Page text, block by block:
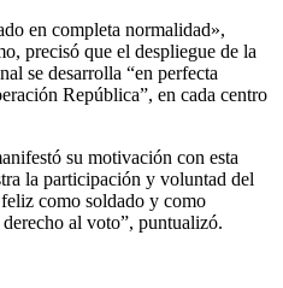
en completa normalidad»,
precisó que el despliegue de la
se desarrolla “en perfecta
República”, en cada centro
su motivación con esta
la participación y voluntad del
como soldado y como
al voto”, puntualizó.